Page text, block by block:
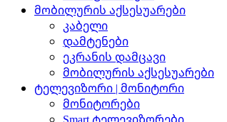
მობილურის აქსესუარები
კაბელი
დამტენები
ეკრანის დამცავი
მობილურის აქსესუარები
ტელევიზორი | მონიტორი
მონიტორები